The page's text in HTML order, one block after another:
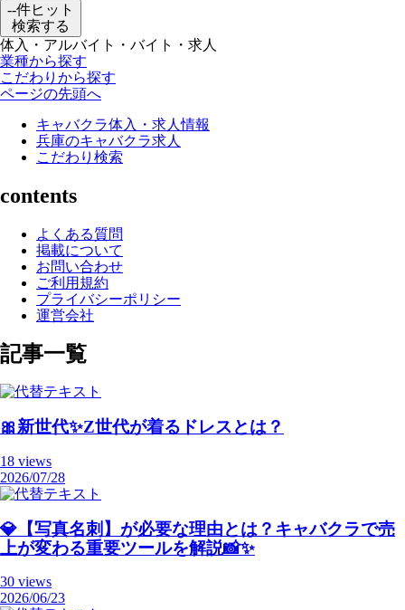
--件ヒット
検索する
体入・アルバイト・バイト・求人
業種から探す
こだわりから探す
ページの先頭へ
キャバクラ体入・求人情報
兵庫のキャバクラ求人
こだわり検索
contents
よくある質問
掲載について
お問い合わせ
ご利用規約
プライバシーポリシー
運営会社
記事一覧
🎀新世代✨Z世代が着るドレスとは？
18 views
2026/07/28
💎【写真名刺】が必要な理由とは？キャバクラで売
上が変わる重要ツールを解説📸✨
30 views
2026/06/23